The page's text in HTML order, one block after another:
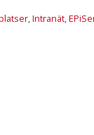
,Intranät,